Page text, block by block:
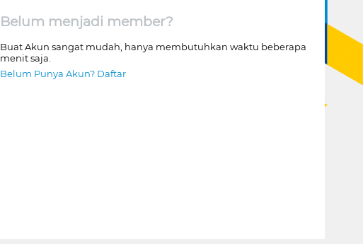
Belum menjadi member?
Buat Akun sangat mudah, hanya membutuhkan waktu beberapa
menit saja.
Belum Punya Akun? Daftar